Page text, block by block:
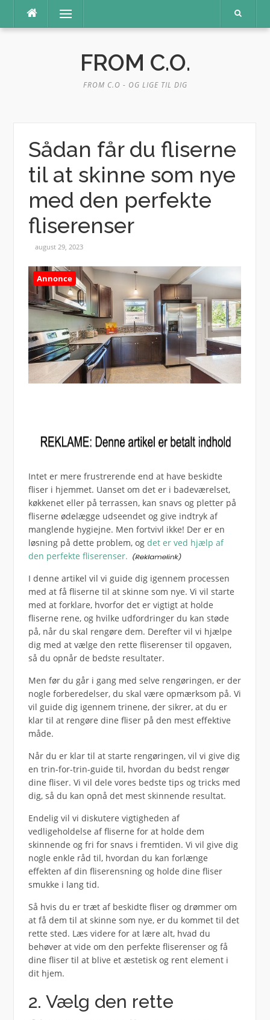
indhold
Menu
FROM C.O.
FROM C.O - OG LIGE TIL DIG
Sådan får du fliserne
til at skinne som nye
med den perfekte
fliserenser
august 29, 2023
Annonce
Intet er mere frustrerende end at have beskidte
fliser i hjemmet. Uanset om det er i badeværelset,
køkkenet eller på terrassen, kan snavs og pletter på
fliserne ødelægge udseendet og give indtryk af
manglende hygiejne. Men fortvivl ikke! Der er en
løsning på dette problem, og det er ved hjælp af
den perfekte fliserenser.
I denne artikel vil vi guide dig igennem processen
med at få fliserne til at skinne som nye. Vi vil starte
med at forklare, hvorfor det er vigtigt at holde
fliserne rene, og hvilke udfordringer du kan støde
på, når du skal rengøre dem. Derefter vil vi hjælpe
dig med at vælge den rette fliserenser til opgaven,
så du opnår de bedste resultater.
Men før du går i gang med selve rengøringen, er der
nogle forberedelser, du skal være opmærksom på. Vi
vil guide dig igennem trinene, der sikrer, at du er
klar til at rengøre dine fliser på den mest effektive
måde.
Når du er klar til at starte rengøringen, vil vi give dig
en trin-for-trin-guide til, hvordan du bedst rengør
dine fliser. Vi vil dele vores bedste tips og tricks med
dig, så du kan opnå det mest skinnende resultat.
Endelig vil vi diskutere vigtigheden af
vedligeholdelse af fliserne for at holde dem
skinnende og fri for snavs i fremtiden. Vi vil give dig
nogle enkle råd til, hvordan du kan forlænge
effekten af din fliserensning og holde dine fliser
smukke i lang tid.
Så hvis du er træt af beskidte fliser og drømmer om
at få dem til at skinne som nye, er du kommet til det
rette sted. Læs videre for at lære alt, hvad du
behøver at vide om den perfekte fliserenser og få
dine fliser til at blive et æstetisk og rent element i
dit hjem.
2. Vælg den rette